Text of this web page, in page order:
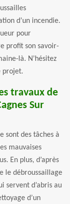
d’un incendie.
pour
profit son savoir-
là. N’hésitez
projet.
travaux de
Sur
sont des tâches à
mauvaises
En plus, d’après
le débroussaillage
servent d’abris au
d’un